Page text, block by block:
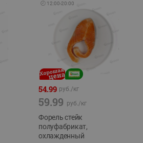
🕘 12:00-20:00
54.99 руб./кг
59.99 руб./кг
Форель стейк
полуфабрикат,
охлажденный